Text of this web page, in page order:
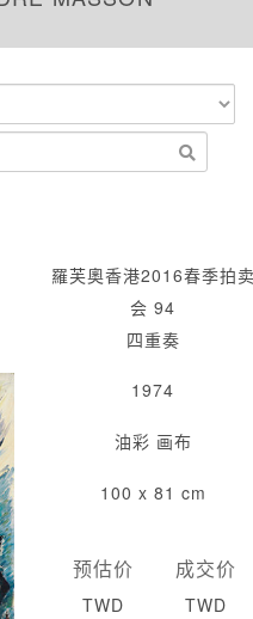
羅芙奧香港2016春季拍
会 94
四重奏
1974
油彩 画布
100 x 81 cm
预估价
TWD
成交价
TWD